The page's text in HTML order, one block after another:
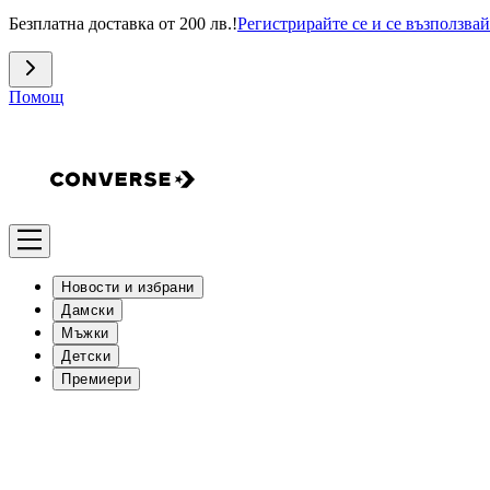
Безплатна доставка от 200 лв.!Регистрирайте се и се
Помощ
Новости и избрани
Дамски
Мъжки
Детски
Премиери